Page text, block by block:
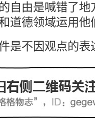
自由是喊错了
道德领域运用他
是不因观点的